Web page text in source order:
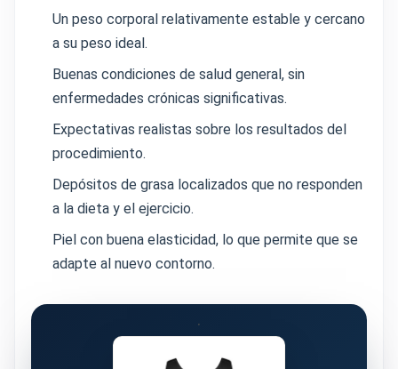
Un peso corporal relativamente estable y cercano
a su peso ideal.
Buenas condiciones de salud general, sin
enfermedades crónicas significativas.
Expectativas realistas sobre los resultados del
procedimiento.
Depósitos de grasa localizados que no responden
a la dieta y el ejercicio.
Piel con buena elasticidad, lo que permite que se
adapte al nuevo contorno.